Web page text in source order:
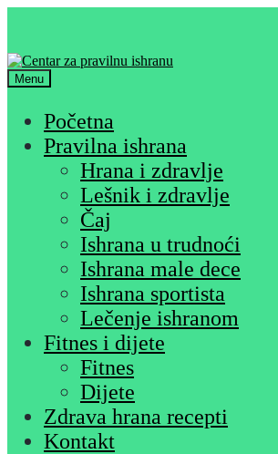
Menu
Početna
Pravilna ishrana
Hrana i zdravlje
Lešnik i zdravlje
Čaj
Ishrana u trudnoći
Ishrana male dece
Ishrana sportista
Lečenje ishranom
Fitnes i dijete
Fitnes
Dijete
Zdrava hrana recepti
Kontakt